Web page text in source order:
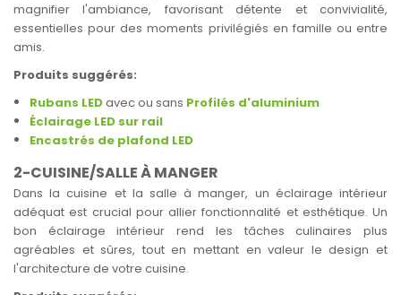
magnifier l'ambiance, favorisant détente et convivialité,
essentielles pour des moments privilégiés en famille ou entre
amis.
Produits suggérés:
Rubans LEDavec ou sans Profilés d'aluminium
Éclairage LED sur rail
Encastrés de plafond LED
2-CUISINE/SALLE À MANGER
Dans la cuisine et la salle à manger, un éclairage intérieur
adéquat est crucial pour allier fonctionnalité et esthétique. Un
bon éclairage intérieur rend les tâches culinaires plus
agréables et sûres, tout en mettant en valeur le design et
l'architecture de votre cuisine.